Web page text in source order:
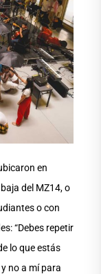
en
del MZ14, o
o con
“Debes repetir
lo que estás
no a mí para